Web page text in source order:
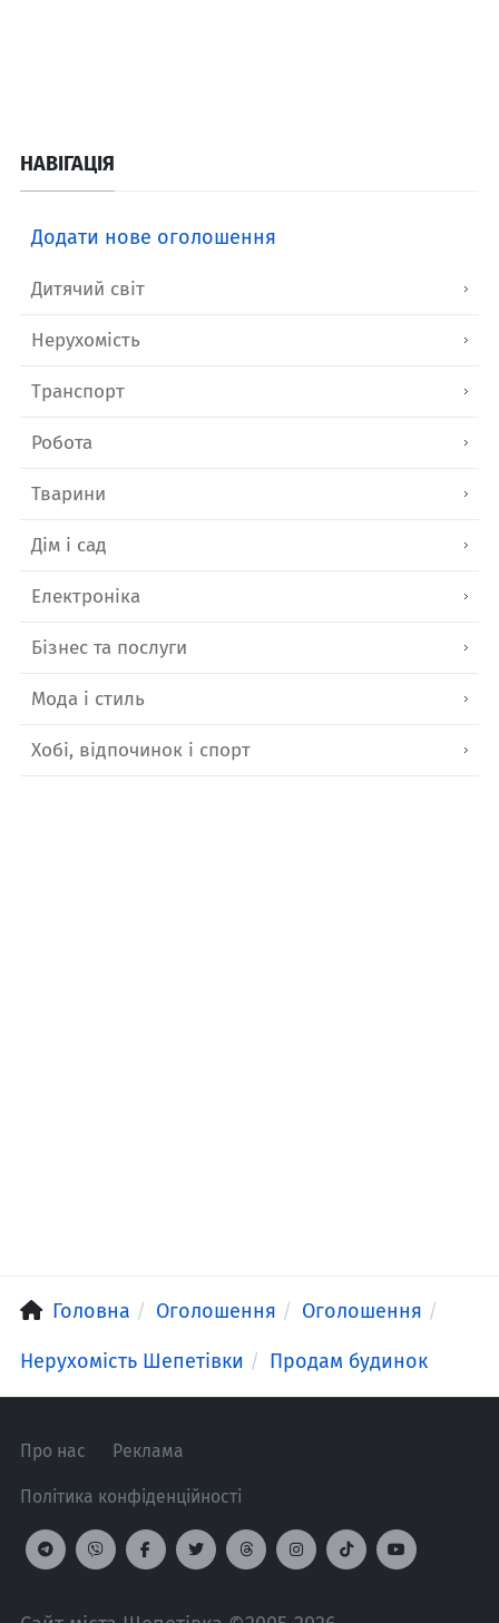
НАВІГАЦІЯ
Додати нове оголошення
Дитячий світ
Нерухомість
Транспорт
Робота
Тварини
Дім і сад
Електроніка
Бізнес та послуги
Мода і стиль
Хобі, відпочинок і спорт
Головна Оголошення Оголошення
Нерухомість Шепетівки Продам будинок
Про нас Реклама
Політика конфіденційності